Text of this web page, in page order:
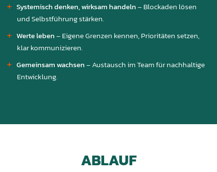
Systemisch denken, wirksam handeln– Blockaden lösen
und Selbstführung stärken.
Werte leben– Eigene Grenzen kennen, Prioritäten setzen,
klar kommunizieren.
Gemeinsam wachsen– Austausch im Team für nachhaltige
Entwicklung.
ABLAUF